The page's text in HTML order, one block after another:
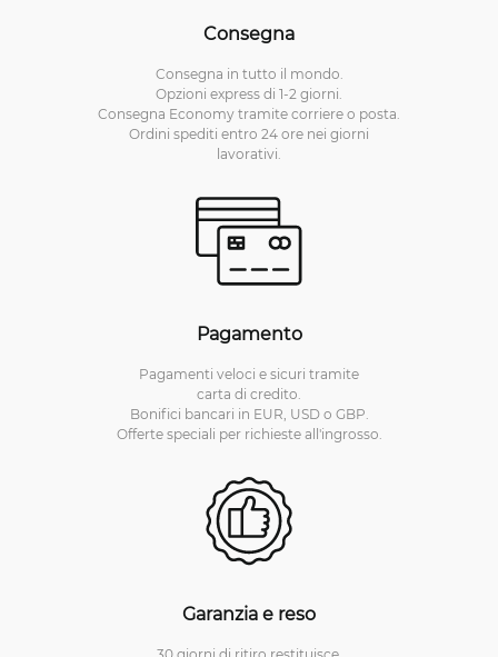
Consegna
Consegna in tutto il mondo.
Opzioni express di 1-2 giorni.
Consegna Economy tramite corriere o posta.
Ordini spediti entro 24 ore nei giorni
lavorativi.
Pagamento
Pagamenti veloci e sicuri tramite
carta di credito.
Bonifici bancari in EUR, USD o GBP.
Offerte speciali per richieste all'ingrosso.
Garanzia e reso